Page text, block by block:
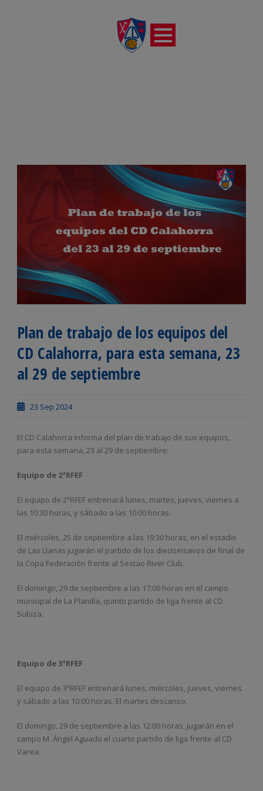
Plan de trabajo de los equipos del
CD Calahorra, para esta semana, 23
al 29 de septiembre
23 Sep 2024
El CD Calahorra informa del plan de trabajo de sus equipos,
para esta semana, 23 al 29 de septiembre:
Equipo de 2ªRFEF
El equipo de 2ªRFEF entrenará lunes, martes, jueves, viernes a
las 10:30 horas, y sábado a las 10:00 horas.
El miércoles, 25 de septiembre a las 19:30 horas, en el estadio
de Las Llanas jugarán el partido de los dieciseisavos de final de
la Copa Federación frente al Sestao River Club.
El domingo, 29 de septiembre a las 17:00 horas en el campo
municipal de La Planilla, quinto partido de liga frente al CD
Subiza.
Equipo de 3ªRFEF
El equipo de 3ªRFEF entrenará lunes, miércoles, jueves, viernes
y sábado a las 10:00 horas. El martes descanso.
El domingo, 29 de septiembre a las 12:00 horas, jugarán en el
campo M. Ángel Aguado el cuarto partido de liga frente al CD
Varea.